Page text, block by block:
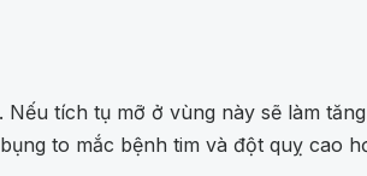
tích tụ mỡ ở vùng này sẽ làm
to mắc bệnh tim và đột quỵ cao